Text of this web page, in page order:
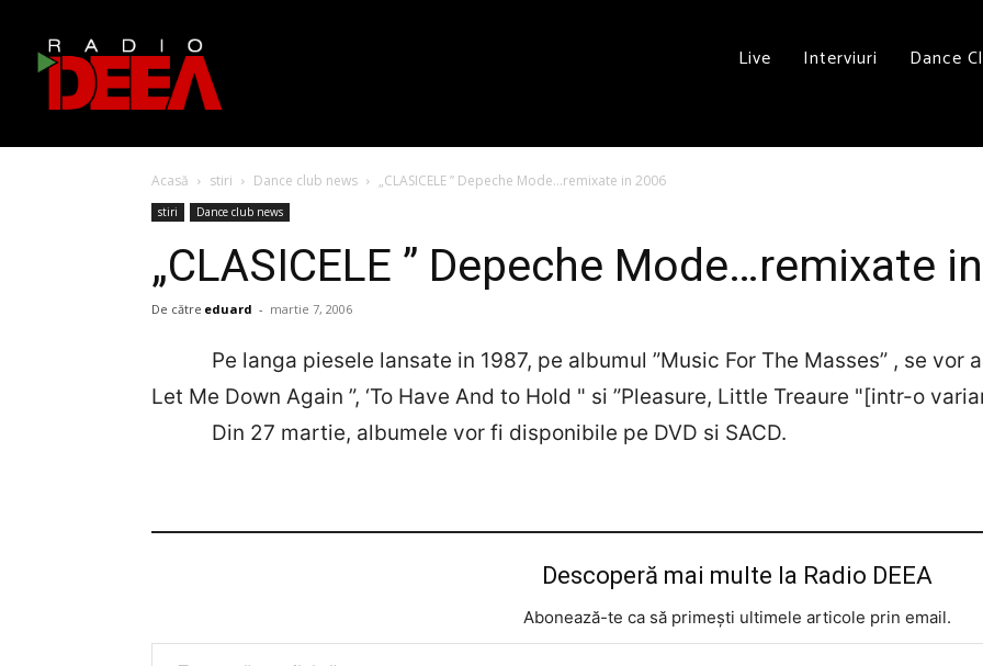
Live Interviuri Dance
Acasă stiri Dance club news „CLASICELE ” Depeche Mode…remixate in 2006
stiri Dance club news
„CLASICELE ” Depeche Mode…remixate
De către eduard - martie 7, 2006
Pe langa piesele lansate in 1987, pe albumul ”Music For The Masses” , se vor
Let Me Down Again ”, ‘To Have And to Hold " si ”Pleasure, Little Treaure "[intr-o
Din 27 martie, albumele vor fi disponibile pe DVD si SACD.
Descoperă mai multe la Radio DEEA
Abonează-te ca să primești ultimele articole prin email.
Tastează emailul tău...